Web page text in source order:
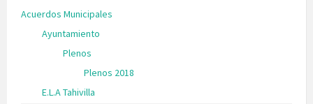
Acuerdos Municipales
Ayuntamiento
Plenos
Plenos 2018
E.L.A Tahivilla